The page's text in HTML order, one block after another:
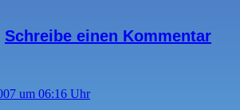
Schreibe einen Kommentar
um 06:16 Uhr